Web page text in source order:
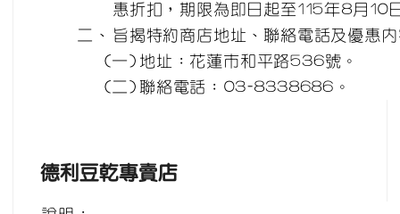
惠折扣，期限為即日起至115年8月10
二、
旨揭特約商店地址、聯絡電話及優惠
(一) 地址：花蓮市和平路536號。
(二) 聯絡電話：03-8338686。
德利豆乾專賣店